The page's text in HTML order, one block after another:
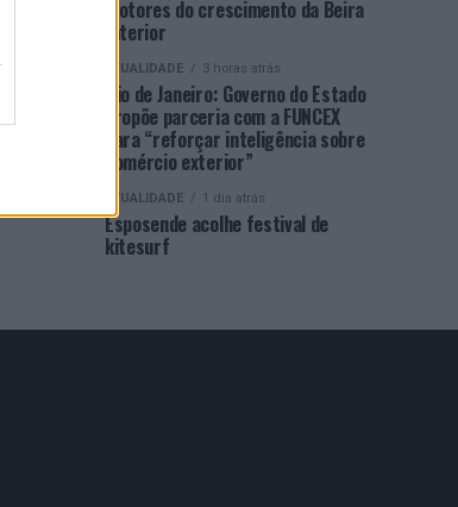
motores do crescimento da Beira
Interior
ATUALIDADE 3 horas atrás
Rio de Janeiro: Governo do Estado
propõe parceria com a FUNCEX
para “reforçar inteligência sobre
comércio exterior”
ATUALIDADE 1 dia atrás
Esposende acolhe festival de
kitesurf